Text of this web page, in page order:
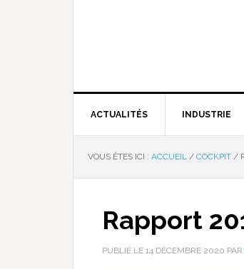
ACTUALITÉS INDUSTRIE
VOUS ÊTES ICI : ACCUEIL / COCKPIT /
Rapport
PUBLIÉ LE 14 DÉCEMBRE 2020 PAR